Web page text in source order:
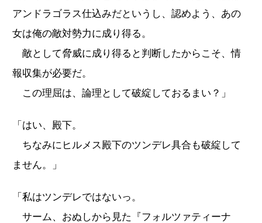
アンドラゴラス仕込みだというし、認めよう、あの
女は俺の敵対勢力に成り得る。
敵として脅威に成り得ると判断したからこそ、情
報収集が必要だ。
この理屈は、論理として破綻しておるまい？」
「はい、殿下。
ちなみにヒルメス殿下のツンデレ具合も破綻して
ません。」
「私はツンデレではないっ。
サーム、おぬしから見た『フォルツァティーナ